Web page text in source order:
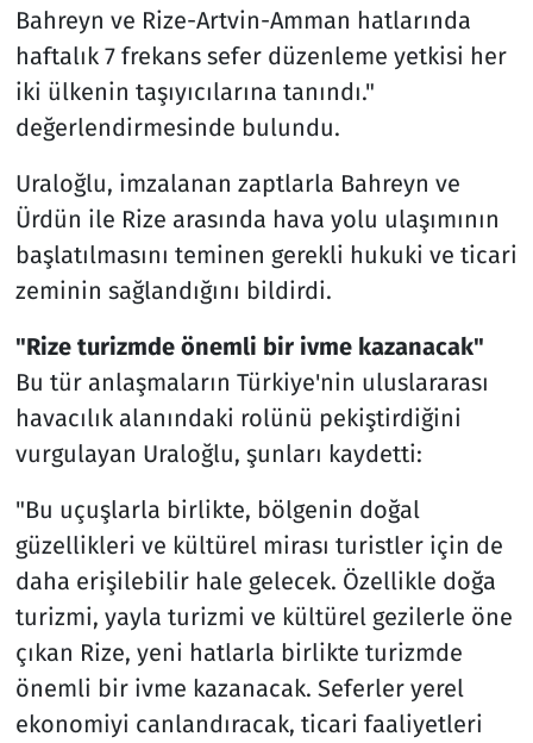
Bahreyn ve Rize-Artvin-Amman hatlarında
haftalık 7 frekans sefer düzenleme yetkisi her
iki ülkenin taşıyıcılarına tanındı."
değerlendirmesinde bulundu.
Uraloğlu, imzalanan zaptlarla Bahreyn ve
Ürdün ile Rize arasında hava yolu ulaşımının
başlatılmasını teminen gerekli hukuki ve ticari
zeminin sağlandığını bildirdi.
"Rize turizmde önemli bir ivme kazanacak"
Bu tür anlaşmaların Türkiye'nin uluslararası
havacılık alanındaki rolünü pekiştirdiğini
vurgulayan Uraloğlu, şunları kaydetti:
"Bu uçuşlarla birlikte, bölgenin doğal
güzellikleri ve kültürel mirası turistler için de
daha erişilebilir hale gelecek. Özellikle doğa
turizmi, yayla turizmi ve kültürel gezilerle öne
çıkan Rize, yeni hatlarla birlikte turizmde
önemli bir ivme kazanacak. Seferler yerel
ekonomiyi canlandıracak, ticari faaliyetleri